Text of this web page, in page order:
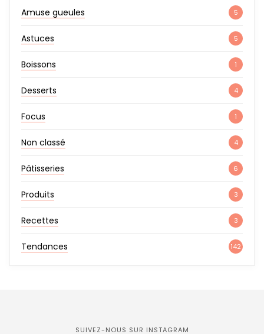
Amuse gueules 5
Astuces 5
Boissons 1
Desserts 4
Focus 1
Non classé 4
Pâtisseries 6
Produits 3
Recettes 3
Tendances 142
SUIVEZ-NOUS SUR INSTAGRAM